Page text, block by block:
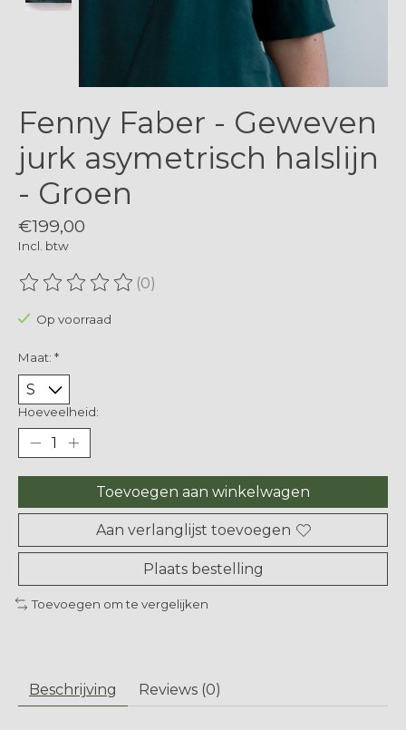
Fenny Faber - Geweven
jurk asymetrisch halslijn
- Groen
€199,00
Incl. btw
De beoordeling van dit product is
(0)
Op voorraad
Maat: *
Hoeveelheid:
Toevoegen aan winkelwagen
Aan verlanglijst toevoegen
Plaats bestelling
Toevoegen om te vergelijken
Beschrijving Reviews (0)